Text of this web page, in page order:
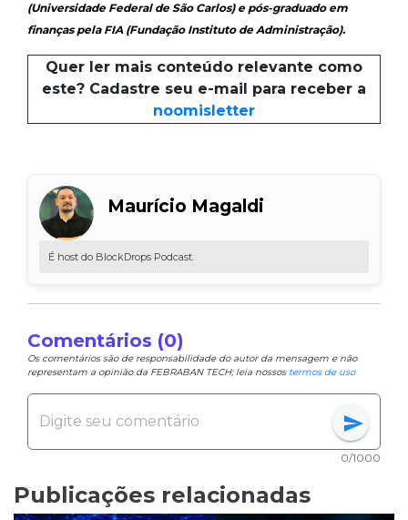
(Universidade Federal de São Carlos) e pós-graduado em
finanças pela FIA (Fundação Instituto de Administração).
Quer ler mais conteúdo relevante como
este? Cadastre seu e-mail para receber a
noomisletter
Maurício Magaldi
É host do BlockDrops Podcast.
Comentários (0)
Os comentários são de responsabilidade do autor da mensagem e não
representam a opinião da FEBRABAN TECH; leia nossos termos de uso
send
0/1000
Publicações relacionadas